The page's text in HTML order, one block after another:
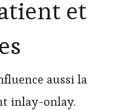
et
aussi la
inlay-onlay.